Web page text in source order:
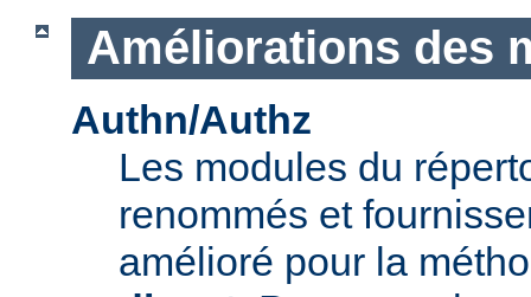
Améliorations des
Authn/Authz
Les modules du
renommés et
amélioré pour la